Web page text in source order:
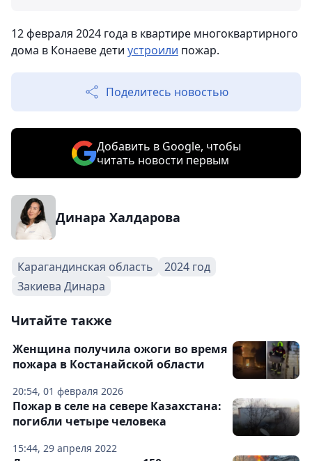
12 февраля 2024 года в квартире многоквартирного
дома в Конаеве дети устроили пожар.
Поделитесь новостью
Добавить в Google, чтобы
читать новости первым
Динара Халдарова
Карагандинская область
2024 год
Закиева Динара
Читайте также
20:54, 01 февраля 2026
Женщина получила ожоги во время
пожара в Костанайской области
15:44, 29 апреля 2022
Пожар в селе на севере Казахстана:
погибли четыре человека